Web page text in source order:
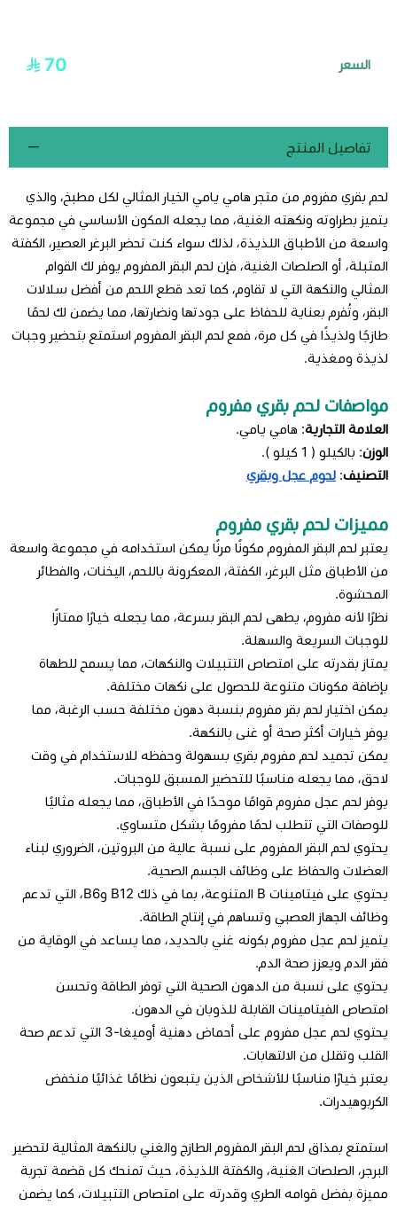
السعر 70
تفاصيل المنتج
لحم بقري مفروم من متجر هامي يامي الخيار المثالي لكل مطبخ، والذي
يتميز بطراوته ونكهته الغنية، مما يجعله المكون الأساسي في مجموعة
واسعة من الأطباق اللذيذة، لذلك سواء كنت تحضر البرغر العصير، الكفتة
المتبلة، أو الصلصات الغنية، فإن لحم البقر المفروم يوفر لك القوام
المثالي والنكهة التي لا تقاوم، كما تعد قطع اللحم من أفضل سلالات
البقر، وتُفرم بعناية للحفاظ على جودتها ونضارتها، مما يضمن لك لحمًا
طازجًا ولذيذًا في كل مرة، فمع لحم البقر المفروم استمتع بتحضير وجبات
لذيذة ومغذية.
مواصفات لحم بقري مفروم
العلامة التجارية: هامي يامي.
الوزن: بالكيلو ( 1 كيلو ).
التصنيف: لحوم عجل وبقري
مميزات لحم بقري مفروم
يعتبر لحم البقر المفروم مكونًا مرنًا يمكن استخدامه في مجموعة واسعة
من الأطباق مثل البرغر، الكفتة، المعكرونة باللحم، اليخنات، والفطائر
المحشوة.
نظرًا لأنه مفروم، يطهى لحم البقر بسرعة، مما يجعله خيارًا ممتازًا
للوجبات السريعة والسهلة.
يمتاز بقدرته على امتصاص التتبيلات والنكهات، مما يسمح للطهاة
بإضافة مكونات متنوعة للحصول على نكهات مختلفة.
يمكن اختيار لحم بقر مفروم بنسبة دهون مختلفة حسب الرغبة، مما
يوفر خيارات أكثر صحة أو غنى بالنكهة.
يمكن تجميد لحم مفروم بقري بسهولة وحفظه للاستخدام في وقت
لاحق، مما يجعله مناسبًا للتحضير المسبق للوجبات.
يوفر لحم عجل مفروم قوامًا موحدًا في الأطباق، مما يجعله مثاليًا
للوصفات التي تتطلب لحمًا مفرومًا بشكل متساوي.
يحتوي لحم البقر المفروم على نسبة عالية من البروتين، الضروري لبناء
العضلات والحفاظ على وظائف الجسم الصحية.
يحتوي على فيتامينات B المتنوعة، بما في ذلك B12 وB6، التي تدعم
وظائف الجهاز العصبي وتساهم في إنتاج الطاقة.
يتميز لحم عجل مفروم بكونه غني بالحديد، مما يساعد في الوقاية من
فقر الدم ويعزز صحة الدم.
يحتوي على نسبة من الدهون الصحية التي توفر الطاقة وتحسن
امتصاص الفيتامينات القابلة للذوبان في الدهون.
يحتوي لحم عجل مفروم على أحماض دهنية أوميغا-3 التي تدعم صحة
القلب وتقلل من الالتهابات.
يعتبر خيارًا مناسبًا للأشخاص الذين يتبعون نظامًا غذائيًا منخفض
الكربوهيدرات.
استمتع بمذاق لحم البقر المفروم الطازج والغني بالنكهة المثالية لتحضير
البرجر، الصلصات الغنية، والكفتة اللذيذة، حيث تمنحك كل قضمة تجربة
مميزة بفضل قوامه الطري وقدرته على امتصاص التتبيلات، كما يضمن